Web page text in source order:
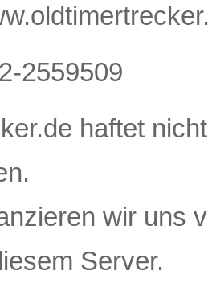
2559509
haftet
wir uns
Server.